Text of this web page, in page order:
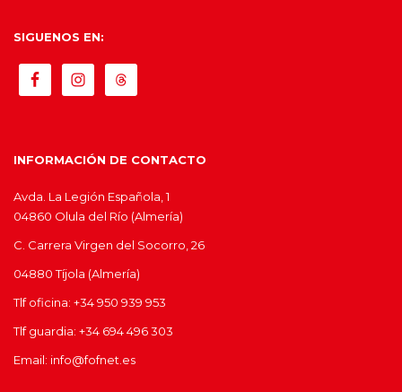
SIGUENOS EN:
INFORMACIÓN DE CONTACTO
Avda. La Legión Española, 1
04860 Olula del Río (Almería)
C. Carrera Virgen del Socorro, 26
04880 Tíjola (Almería)
Tlf oficina: +34 950 939 953
Tlf guardia: +34 694 496 303
Email: info@fofnet.es